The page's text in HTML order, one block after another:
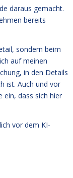
daraus gemacht.
bereits
sondern beim
auf meinen
in den Details
ist. Auch und vor
ein, dass sich hier
vor dem KI-